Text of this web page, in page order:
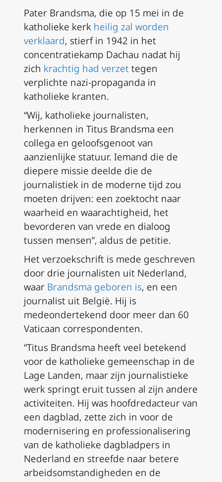
Pater Brandsma, die op 15 mei in de
katholieke kerk heilig zal worden
verklaard, stierf in 1942 in het
concentratiekamp Dachau nadat hij
zich krachtig had verzettegen
verplichte nazi-propaganda in
katholieke kranten.
“Wij, katholieke journalisten,
herkennen in Titus Brandsma een
collega en geloofsgenoot van
aanzienlijke statuur. Iemand die de
diepere missie deelde die de
journalistiek in de moderne tijd zou
moeten drijven: een zoektocht naar
waarheid en waarachtigheid, het
bevorderen van vrede en dialoog
tussen mensen”, aldus de petitie.
Het verzoekschrift is mede geschreven
door drie journalisten uit Nederland,
waar Brandsma geboren is, en een
journalist uit België. Hij is
medeondertekend door meer dan 60
Vaticaan correspondenten.
“Titus Brandsma heeft veel betekend
voor de katholieke gemeenschap in de
Lage Landen, maar zijn journalistieke
werk springt eruit tussen al zijn andere
activiteiten. Hij was hoofdredacteur van
een dagblad, zette zich in voor de
modernisering en professionalisering
van de katholieke dagbladpers in
Nederland en streefde naar betere
arbeidsomstandigheden en de